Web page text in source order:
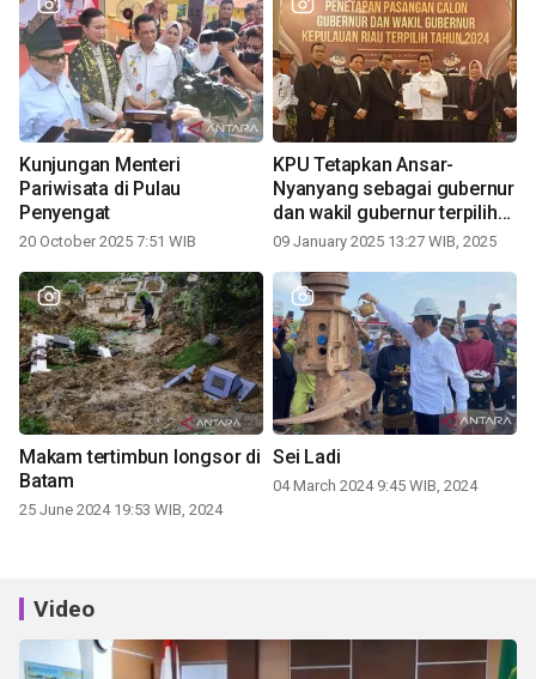
Kunjungan Menteri
Pariwisata di Pulau
Penyengat
20 October 2025 7:51 WIB
KPU Tetapkan Ansar-
Nyanyang sebagai gubernur
dan wakil gubernur terpilih
periode 2025-2030
09 January 2025 13:27 WIB, 2025
Makam tertimbun longsor di
Batam
25 June 2024 19:53 WIB, 2024
Sei Ladi
04 March 2024 9:45 WIB, 2024
Video